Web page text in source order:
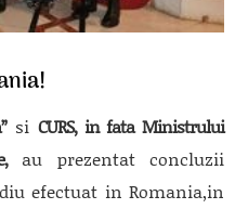
si CURS, in fata Ministrului
au prezentat concluzii
efectuat in Romania,in